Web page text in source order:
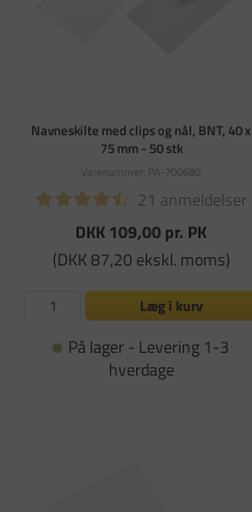
Navneskilte med clips og nål, BNT, 40 x
75 mm - 50 stk
Varenummer: PA-700680
21 anmeldelser
DKK 109,00pr. PK
(DKK 87,20 ekskl. moms)
Læg i kurv
På lager - Levering 1-3
hverdage